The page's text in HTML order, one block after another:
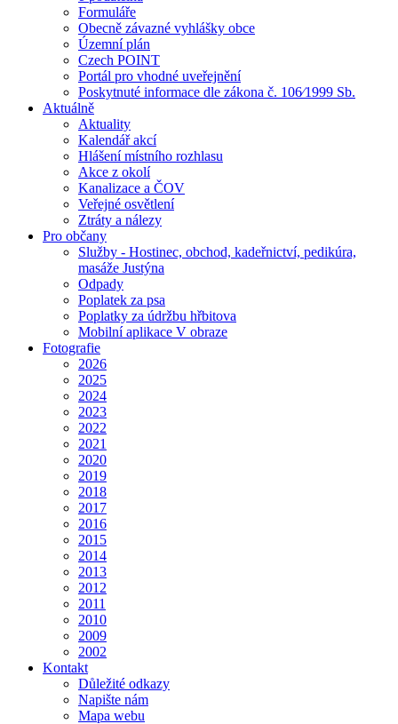
Formuláře
Obecně závazné vyhlášky obce
Územní plán
Czech POINT
Portál pro vhodné uveřejnění
Poskytnuté informace dle zákona č. 106⁄1999 Sb.
Aktuálně
Aktuality
Kalendář akcí
Hlášení místního rozhlasu
Akce z okolí
Kanalizace a ČOV
Veřejné osvětlení
Ztráty a nálezy
Pro občany
Služby - Hostinec, obchod, kadeřnictví, pedikúra,
masáže Justýna
Odpady
Poplatek za psa
Poplatky za údržbu hřbitova
Mobilní aplikace V obraze
Fotografie
2026
2025
2024
2023
2022
2021
2020
2019
2018
2017
2016
2015
2014
2013
2012
2011
2010
2009
2002
Kontakt
Důležité odkazy
Napište nám
Mapa webu